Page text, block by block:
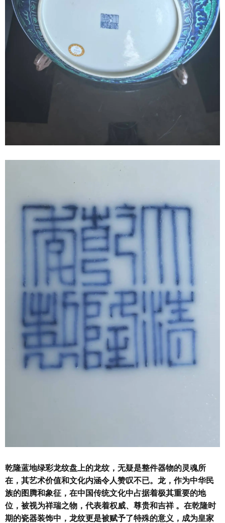
乾隆蓝地绿彩龙纹盘上的龙纹，无疑是整件器物的灵魂所
在，其艺术价值和文化内涵令人赞叹不已。龙，作为中华民
族的图腾和象征，在中国传统文化中占据着极其重要的地
位，被视为祥瑞之物，代表着权威、尊贵和吉祥 。在乾隆时
期的瓷器装饰中，龙纹更是被赋予了特殊的意义，成为皇家